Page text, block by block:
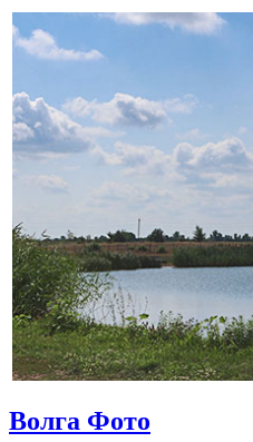
Волга Фото